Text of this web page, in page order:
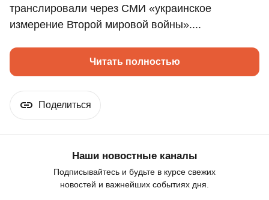
транслировали через СМИ «украинское
измерение Второй мировой войны»....
Читать полностью
Поделиться
Наши новостные каналы
Подписывайтесь и будьте в курсе свежих
новостей и важнейших событиях дня.